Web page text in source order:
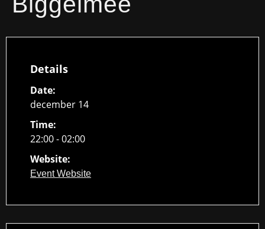
Details
Date:
december 14
Time:
22:00 - 02:00
Website:
Event Website